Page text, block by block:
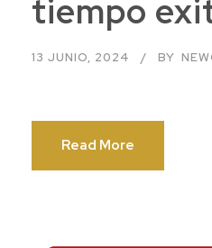
tiempo
13 JUNIO, 2024 BY
Read More